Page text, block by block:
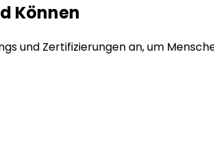
Können
und Zertifizierungen an, um